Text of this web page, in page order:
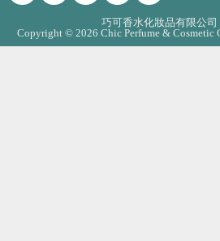
巧可香水化妝品有限公司
Copyright © 2026 Chic Perfume & Cosmetic